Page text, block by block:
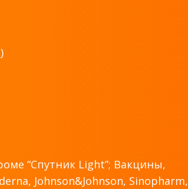
)
“Спутник Light”; Вакцины,
Johnson&Johnson, Sinopharm,